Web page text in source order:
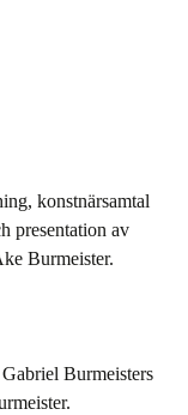
konstnärsamtal
presentation av
Burmeister.
Burmeisters